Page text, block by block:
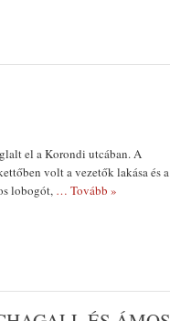
el a Korondi utcában. A
volt a vezetők lakása és a
lobogót, … Tovább »